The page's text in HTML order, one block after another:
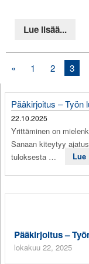
Lue lisää...
« 1 2 3
Pääkirjoitus – Työn
22.10.2025
Yrittäminen on
Sanaan kiteytyy
tuloksesta …
Lue
Pääkirjoitus –
lokakuu 22, 2025